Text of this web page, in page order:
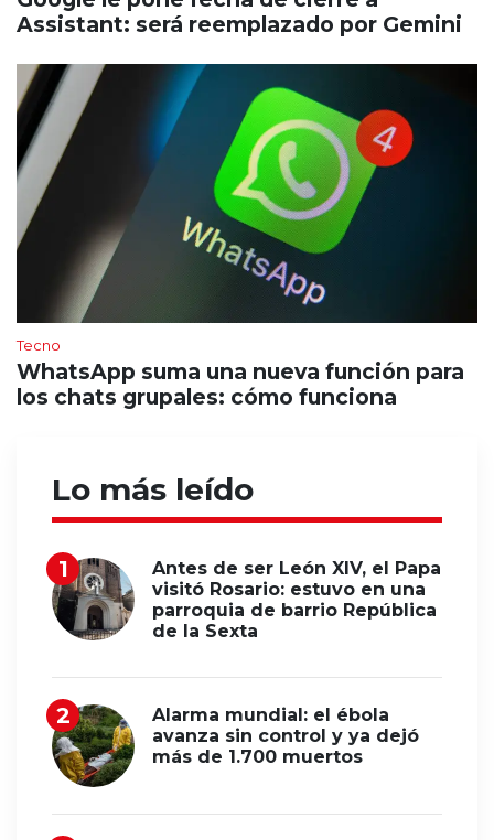
Assistant: será reemplazado por Gemini
Tecno
WhatsApp suma una nueva función para
los chats grupales: cómo funciona
Lo más leído
Antes de ser León XIV, el Papa
visitó Rosario: estuvo en una
parroquia de barrio República
de la Sexta
Alarma mundial: el ébola
avanza sin control y ya dejó
más de 1.700 muertos